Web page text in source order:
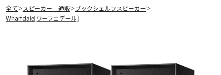
全て＞ スピーカー 通販＞ブックシェルフスピーカー＞
Wharfdale[ワーフェデール]